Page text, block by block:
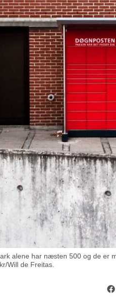
alene har næsten 500 og de er
Will de Freitas.